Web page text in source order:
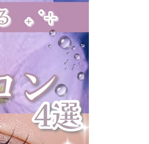
乱視用カラコン 1day商品一覧を見る
遠近両用カラコン 1day商品一覧を見る
コン・サークルレンズ 2week商品一覧を見る
コン・サークルレンズ 1month商品一覧を見る
乱視用カラコン 1day商品一覧を見る
リアコンタクトレンズ 2week 商品一覧を見る
乱視用カラコン 1day商品一覧を見る
乱視用カラコン 1month商品一覧を見る